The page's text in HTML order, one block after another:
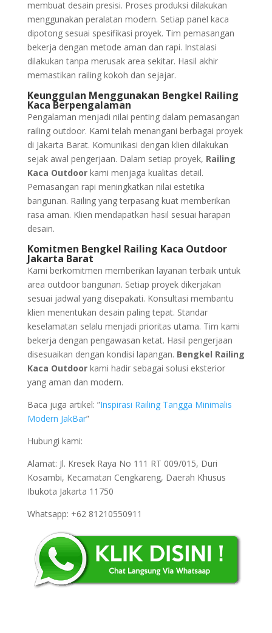
membuat desain presisi. Proses produksi dilakukan
menggunakan peralatan modern. Setiap panel kaca
dipotong sesuai spesifikasi proyek. Tim pemasangan
bekerja dengan metode aman dan rapi. Instalasi
dilakukan tanpa merusak area sekitar. Hasil akhir
memastikan railing kokoh dan sejajar.
Keunggulan Menggunakan Bengkel Railing
Kaca Berpengalaman
Pengalaman menjadi nilai penting dalam pemasangan
railing outdoor. Kami telah menangani berbagai proyek
di Jakarta Barat. Komunikasi dengan klien dilakukan
sejak awal pengerjaan. Dalam setiap proyek, Railing
Kaca Outdoorkami menjaga kualitas detail.
Pemasangan rapi meningkatkan nilai estetika
bangunan. Railing yang terpasang kuat memberikan
rasa aman. Klien mendapatkan hasil sesuai harapan
desain.
Komitmen Bengkel Railing Kaca Outdoor
Jakarta Barat
Kami berkomitmen memberikan layanan terbaik untuk
area outdoor bangunan. Setiap proyek dikerjakan
sesuai jadwal yang disepakati. Konsultasi membantu
klien menentukan desain paling tepat. Standar
keselamatan selalu menjadi prioritas utama. Tim kami
bekerja dengan pengawasan ketat. Hasil pengerjaan
disesuaikan dengan kondisi lapangan. Bengkel Railing
Kaca Outdoorkami hadir sebagai solusi eksterior
yang aman dan modern.
Baca juga artikel: ”Inspirasi Railing Tangga Minimalis
Modern JakBar”
Hubungi kami:
Alamat: Jl. Kresek Raya No 111 RT 009/015, Duri
Kosambi, Kecamatan Cengkareng, Daerah Khusus
Ibukota Jakarta 11750
Whatsapp: +62 81210550911